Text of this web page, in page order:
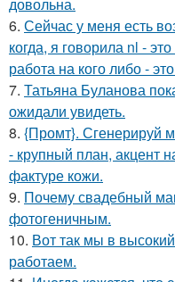
6. Сейчас у меня есть
когда, я говорила nl -
работа на кого либо -
7. Татьяна Буланова
ожидали увидеть.
8. {Промт}. Сгенерируй
- крупный план, акцент
фактуре кожи.
9. Почему свадебный
фотогеничным.
10. Вот так мы в
работаем.